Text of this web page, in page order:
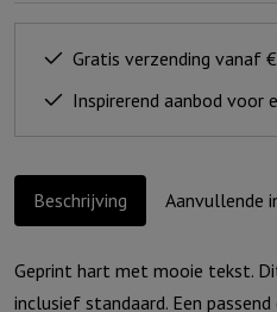
Gratis verzending vanaf
Inspirerend aanbod
Beschrijving Aanvullende
Geprint hart met mooie tekst.
inclusief standaard. Een